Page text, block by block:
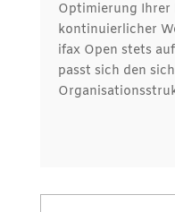
Optimierung Ihrer
kontinuierlicher
ifax Open stets
passt sich den